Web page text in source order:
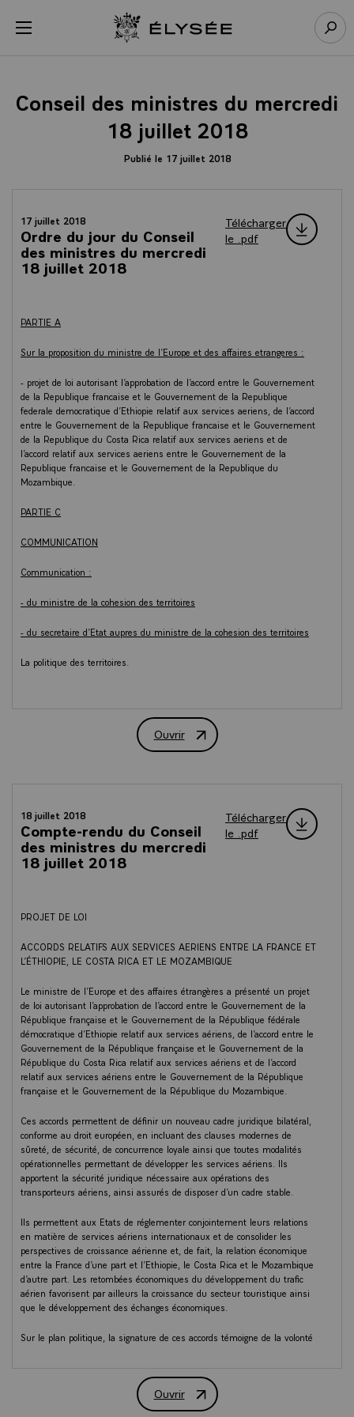
menu Retour à l’accueil Élysée
Conseil des ministres du mercredi
18 juillet 2018
Publié le 17 juillet 2018
17 juillet 2018
Ordre du jour du Conseil
des ministres du mercredi
18 juillet 2018
Télécharger
le .pdf
PARTIE A
Sur la proposition du ministre de l’Europe et des affaires etrangeres :
- projet de loi autorisant l’approbation de l’accord entre le Gouvernement
de la Republique francaise et le Gouvernement de la Republique
federale democratique d’Ethiopie relatif aux services aeriens, de l’accord
entre le Gouvernement de la Republique francaise et le Gouvernement
de la Republique du Costa Rica relatif aux services aeriens et de
l’accord relatif aux services aeriens entre le Gouvernement de la
Republique francaise et le Gouvernement de la Republique du
Mozambique.
PARTIE C
COMMUNICATION
Communication :
- du ministre de la cohesion des territoires
- du secretaire d’Etat aupres du ministre de la cohesion des territoires
La politique des territoires.
Ouvrir
Ordre du jour du Conseil des
18 juillet 2018
Compte-rendu du Conseil
des ministres du mercredi
18 juillet 2018
Télécharger
le .pdf
PROJET DE LOI
ACCORDS RELATIFS AUX SERVICES AERIENS ENTRE LA FRANCE ET
L’ÉTHIOPIE, LE COSTA RICA ET LE MOZAMBIQUE
Le ministre de l’Europe et des affaires étrangères a présenté un projet
de loi autorisant l’approbation de l’accord entre le Gouvernement de la
République française et le Gouvernement de la République fédérale
démocratique d’Ethiopie relatif aux services aériens, de l’accord entre le
Gouvernement de la République française et le Gouvernement de la
République du Costa Rica relatif aux services aériens et de l’accord
relatif aux services aériens entre le Gouvernement de la République
française et le Gouvernement de la République du Mozambique.
Ces accords permettent de définir un nouveau cadre juridique bilatéral,
conforme au droit européen, en incluant des clauses modernes de
sûreté, de sécurité, de concurrence loyale ainsi que toutes modalités
opérationnelles permettant de développer les services aériens. Ils
apportent la sécurité juridique nécessaire aux opérations des
transporteurs aériens, ainsi assurés de disposer d’un cadre stable.
Ils permettent aux Etats de réglementer conjointement leurs relations
en matière de services aériens internationaux et de consolider les
perspectives de croissance aérienne et, de fait, la relation économique
entre la France d’une part et l’Ethiopie, le Costa Rica et le Mozambique
d’autre part. Les retombées économiques du développement du trafic
aérien favorisent par ailleurs la croissance du secteur touristique ainsi
que le développement des échanges économiques.
Sur le plan politique, la signature de ces accords témoigne de la volonté
Ouvrir
Compte-rendu du Conseil des
Panneau de gestion des cookies